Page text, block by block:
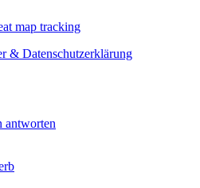
& Datenschutzerklärung
antworten